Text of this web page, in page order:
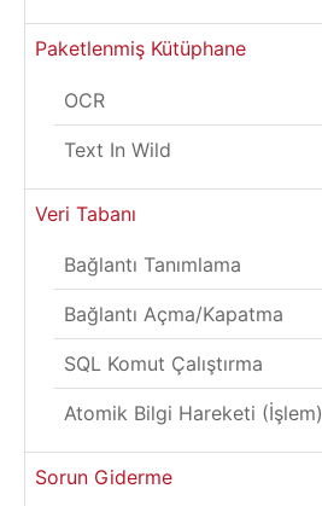
Paketlenmiş Kütüphane
OCR
Text In Wild
Veri Tabanı
Bağlantı Tanımlama
Bağlantı Açma/Kapatma
SQL Komut Çalıştırma
Atomik Bilgi Hareketi (İşlem)
Sorun Giderme